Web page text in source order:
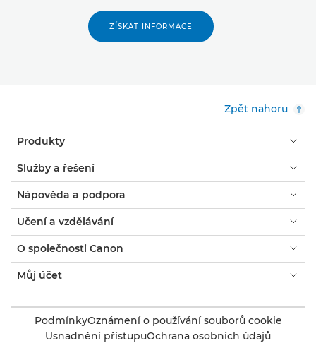
ZÍSKAT INFORMACE
Zpět nahoru
Produkty
Služby a řešení
Nápověda a podpora
Učení a vzdělávání
O společnosti Canon
Můj účet
PodmínkyOznámení o používání souborů cookie
Usnadnění přístupuOchrana osobních údajů